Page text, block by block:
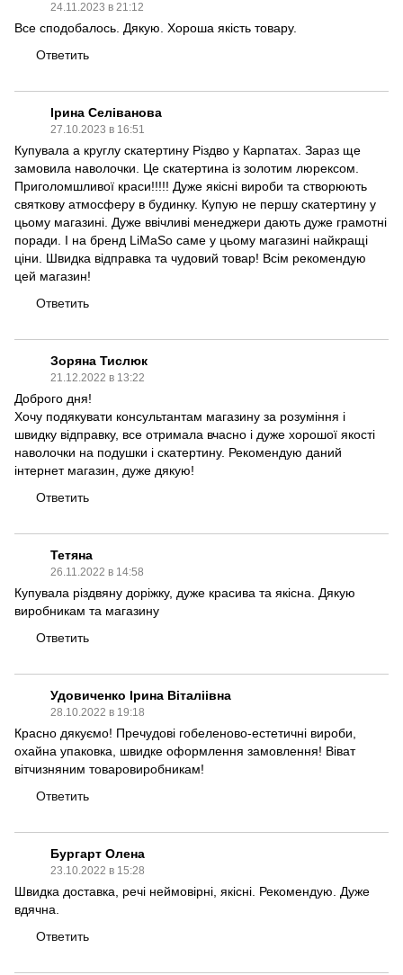
24.11.2023 в 21:12
Все сподобалось. Дякую. Хороша якість товару.
Ответить
Ірина Селіванова
27.10.2023 в 16:51
Купувала а круглу скатертину Різдво у Карпатах. Зараз ще
замовила наволочки. Це скатертина із золотим люрексом.
Приголомшливої ​​краси!!!!! Дуже якісні вироби та створюють
святкову атмосферу в будинку. Купую не першу скатертину у
цьому магазині. Дуже ввічливі менеджери дають дуже грамотні
поради. І на бренд LiMaSo саме у цьому магазині найкращі
ціни. Швидка відправка та чудовий товар! Всім рекомендую
цей магазин!
Ответить
Зоряна Тислюк
21.12.2022 в 13:22
Доброго дня!
Хочу подякувати консультантам магазину за розуміння і
швидку відправку, все отримала вчасно і дуже хорошої якості
наволочки на подушки і скатертину. Рекомендую даний
інтернет магазин, дуже дякую!
Ответить
Тетяна
26.11.2022 в 14:58
Купувала різдвяну доріжку, дуже красива та якісна. Дякую
виробникам та магазину
Ответить
Удовиченко Ірина Віталіівна
28.10.2022 в 19:18
Красно дякуємо! Пречудові гобеленово-естетичні вироби,
охайна упаковка, швидке оформлення замовлення! Віват
вітчизняним товаровиробникам!
Ответить
Бургарт Олена
23.10.2022 в 15:28
Швидка доставка, речі неймовірні, якісні. Рекомендую. Дуже
вдячна.
Ответить